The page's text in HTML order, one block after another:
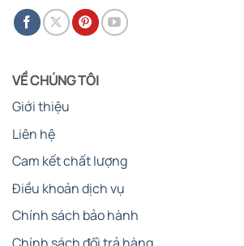
VỀ CHÚNG TÔI
Giới thiệu
Liên hệ
Cam kết chất lượng
Điều khoản dịch vụ
Chính sách bảo hành